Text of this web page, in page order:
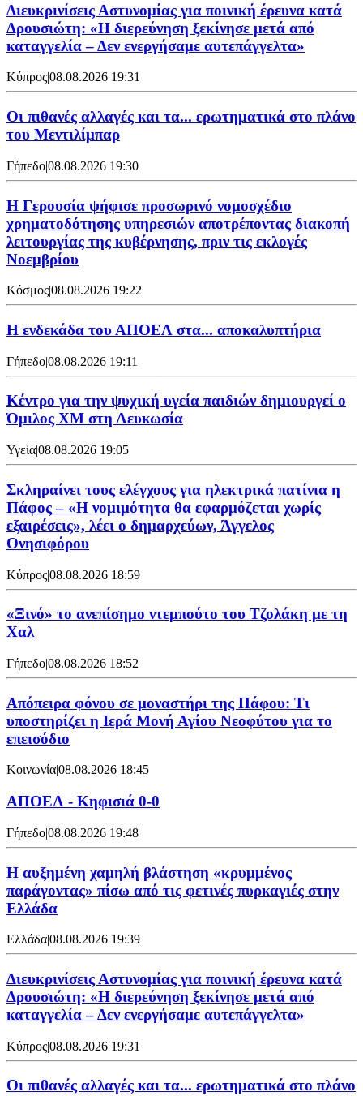
Διευκρινίσεις Αστυνομίας για ποινική έρευνα κατά
Δρουσιώτη: «Η διερεύνηση ξεκίνησε μετά από
καταγγελία – Δεν ενεργήσαμε αυτεπάγγελτα»
Κύπρος|08.08.2026 19:31
Οι πιθανές αλλαγές και τα... ερωτηματικά στο πλάνο
του Μεντιλίμπαρ
Γήπεδο|08.08.2026 19:30
Η Γερουσία ψήφισε προσωρινό νομοσχέδιο
χρηματοδότησης υπηρεσιών αποτρέποντας διακοπή
λειτουργίας της κυβέρνησης, πριν τις εκλογές
Νοεμβρίου
Κόσμος|08.08.2026 19:22
Η ενδεκάδα του ΑΠΟΕΛ στα... αποκαλυπτήρια
Γήπεδο|08.08.2026 19:11
Κέντρο για την ψυχική υγεία παιδιών δημιουργεί ο
Όμιλος XM στη Λευκωσία
Υγεία|08.08.2026 19:05
Σκληραίνει τους ελέγχους για ηλεκτρικά πατίνια η
Πάφος – «Η νομιμότητα θα εφαρμόζεται χωρίς
εξαιρέσεις», λέει ο δημαρχεύων, Άγγελος
Ονησιφόρου
Κύπρος|08.08.2026 18:59
«Ξινό» το ανεπίσημο ντεμπούτο του Τζολάκη με τη
Χαλ
Γήπεδο|08.08.2026 18:52
Απόπειρα φόνου σε μοναστήρι της Πάφου: Τι
υποστηρίζει η Ιερά Μονή Αγίου Νεοφύτου για το
επεισόδιο
Κοινωνία|08.08.2026 18:45
ΑΠΟΕΛ - Κηφισιά 0-0
Γήπεδο|08.08.2026 19:48
Η αυξημένη χαμηλή βλάστηση «κρυμμένος
παράγοντας» πίσω από τις φετινές πυρκαγιές στην
Ελλάδα
Ελλάδα|08.08.2026 19:39
Διευκρινίσεις Αστυνομίας για ποινική έρευνα κατά
Δρουσιώτη: «Η διερεύνηση ξεκίνησε μετά από
καταγγελία – Δεν ενεργήσαμε αυτεπάγγελτα»
Κύπρος|08.08.2026 19:31
Οι πιθανές αλλαγές και τα... ερωτηματικά στο πλάνο